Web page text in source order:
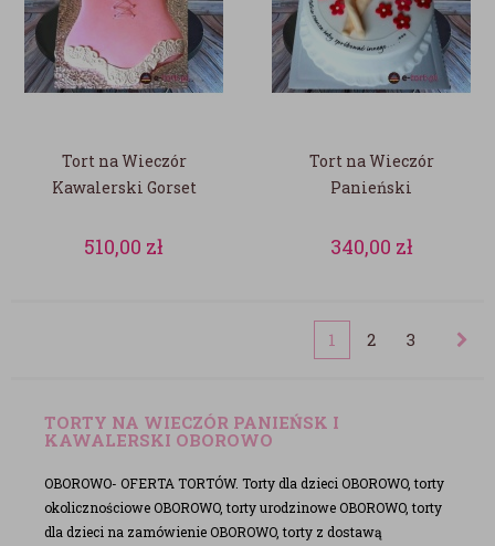
Tort na Wieczór
Kawalerski Gorset
510,00 zł
Tort na Wieczór
Panieński
340,00 zł
1 2 3
TORTY NA WIECZÓR PANIEŃSK I
KAWALERSKI OBOROWO
OBOROWO- OFERTA TORTÓW. Torty dla dzieci OBOROWO, torty
okolicznościowe OBOROWO, torty urodzinowe OBOROWO, torty
dla dzieci na zamówienie OBOROWO, torty z dostawą